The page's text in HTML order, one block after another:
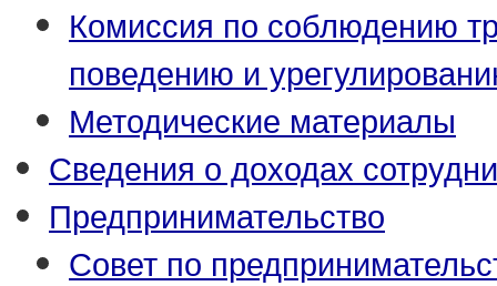
Комиссия по соблюдению
поведению и
Методические материалы
Сведения о доходах
Предпринимательство
Совет по